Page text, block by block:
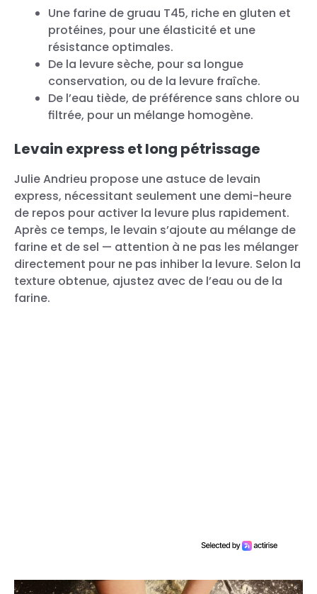
Une farine de gruau T45, riche en gluten et
protéines, pour une élasticité et une
résistance optimales.
De la levure sèche, pour sa longue
conservation, ou de la levure fraîche.
De l’eau tiède, de préférence sans chlore ou
filtrée, pour un mélange homogène.
Levain express et long pétrissage
Julie Andrieu propose une astuce de levain
express, nécessitant seulement une demi-heure
de repos pour activer la levure plus rapidement.
Après ce temps, le levain s’ajoute au mélange de
farine et de sel — attention à ne pas les mélanger
directement pour ne pas inhiber la levure. Selon la
texture obtenue, ajustez avec de l’eau ou de la
farine.